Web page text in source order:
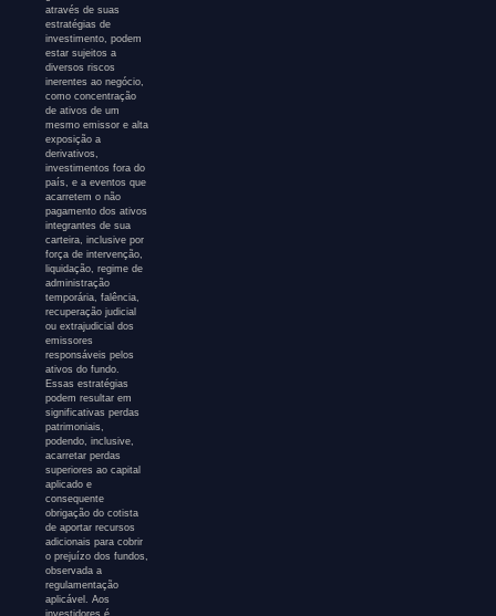
através de suas
estratégias de
investimento, podem
estar sujeitos a
diversos riscos
inerentes ao negócio,
como concentração
de ativos de um
mesmo emissor e alta
exposição a
derivativos,
investimentos fora do
país, e a eventos que
acarretem o não
pagamento dos ativos
integrantes de sua
carteira, inclusive por
força de intervenção,
liquidação, regime de
administração
temporária, falência,
recuperação judicial
ou extrajudicial dos
emissores
responsáveis pelos
ativos do fundo.
Essas estratégias
podem resultar em
significativas perdas
patrimoniais,
podendo, inclusive,
acarretar perdas
superiores ao capital
aplicado e
consequente
obrigação do cotista
de aportar recursos
adicionais para cobrir
o prejuízo dos fundos,
observada a
regulamentação
aplicável. Aos